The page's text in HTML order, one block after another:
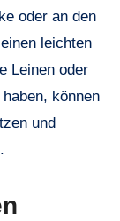
oder an den
leichten
Leinen oder
können
und